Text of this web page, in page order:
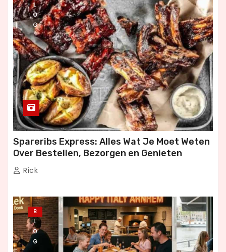
L
O
G
Spareribs Express: Alles Wat Je Moet Weten
Over Bestellen, Bezorgen en Genieten
Rick
B
L
O
G